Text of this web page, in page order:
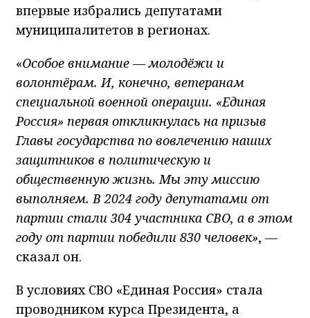
впервые избрались депутатами
муниципалитетов в регионах.
«Особое внимание — молодёжи и
волонтёрам. И, конечно, ветеранам
специальной военной операции. «Единая
Россия» первая откликнулась на призыв
Главы государства по вовлечению наших
защитников в политическую и
общественную жизнь. Мы эту миссию
выполняем. В 2024 году депутатами от
партии стали 304 участника СВО, а в этом
году от партии победили 830 человек», —
сказал он.
В условиях СВО «Единая Россия» стала
проводником курса Президента, а